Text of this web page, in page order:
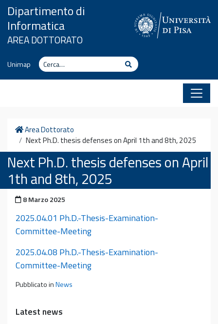
Vai al contenuto
Dipartimento di
Informatica
AREA DOTTORATO
Unimap Cerca Cerca
Home
Area Dottorato
Next Ph.D. thesis defenses on April 1th and 8th, 2025
Next Ph.D. thesis defenses on April
1th and 8th, 2025
Pubblicato il
8 Marzo 2025
2025.04.01 Ph.D.-Thesis-Examination-
Committee-Meeting
2025.04.08 Ph.D.-Thesis-Examination-
Committee-Meeting
Pubblicato inNews
Latest news